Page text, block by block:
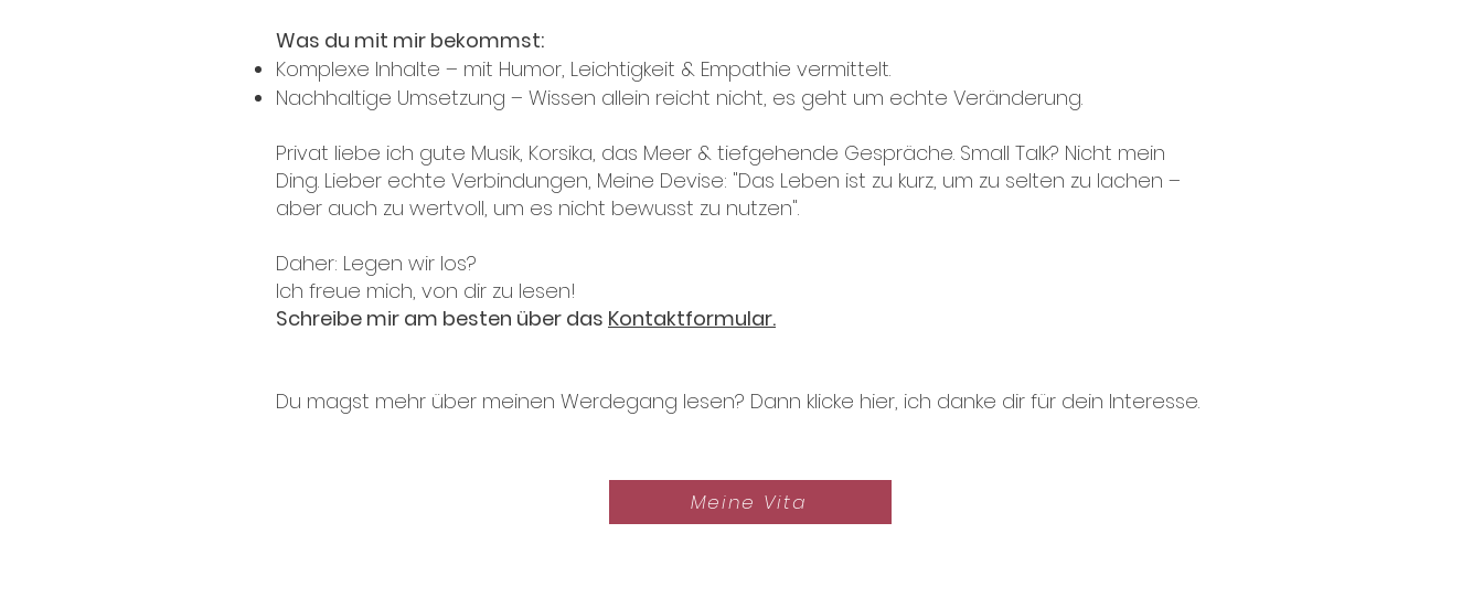
Was du mit mir bekommst:
Komplexe Inhalte – mit Humor, Leichtigkeit & Empathie vermittelt.
Nachhaltige Umsetzung – Wissen allein reicht nicht, es geht um echte Veränderung.
Privat liebe ich gute Musik, Korsika, das Meer & tiefgehende Gespräche. Small Talk? Nicht mein
Ding. Lieber echte Verbindungen, Meine Devise: "Das Leben ist zu kurz, um zu selten zu lachen –
aber auch zu wertvoll, um es nicht bewusst zu nutzen".
Daher: Legen wir los?
Ich freue mich, von dir zu lesen!
Schreibe mir am besten über das Kontaktformular.
Du magst mehr über meinen Werdegang lesen? Dann klicke hier, ich danke dir für dein Interesse.
Meine Vita